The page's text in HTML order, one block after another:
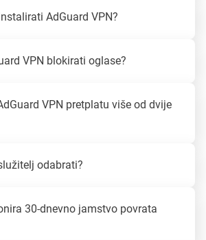
AdGuard VPN?
VPN blokirati oglase?
VPN pretplatu više od dvije
odabrati?
30-dnevno jamstvo povrata